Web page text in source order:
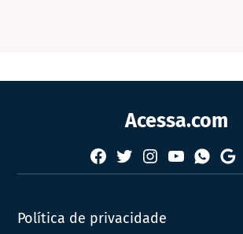
Acessa.com
Facebook
TwitterInstagram
YouTube
Política de privacidade